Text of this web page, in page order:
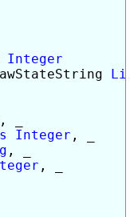
Integer
, _
Integer , _
, _
, _